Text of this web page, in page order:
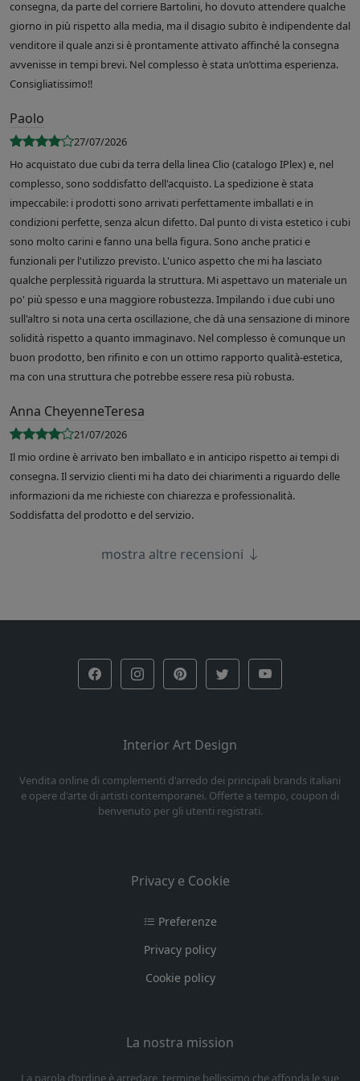
consegna, da parte del corriere Bartolini, ho dovuto attendere qualche
giorno in più rispetto alla media, ma il disagio subito è indipendente dal
venditore il quale anzi si è prontamente attivato affinché la consegna
avvenisse in tempi brevi. Nel complesso è stata un’ottima esperienza.
Consigliatissimo!!
Paolo
27/07/2026
Ho acquistato due cubi da terra della linea Clio (catalogo IPlex) e, nel
complesso, sono soddisfatto dell'acquisto. La spedizione è stata
impeccabile: i prodotti sono arrivati perfettamente imballati e in
condizioni perfette, senza alcun difetto. Dal punto di vista estetico i cubi
sono molto carini e fanno una bella figura. Sono anche pratici e
funzionali per l'utilizzo previsto. L'unico aspetto che mi ha lasciato
qualche perplessità riguarda la struttura. Mi aspettavo un materiale un
po' più spesso e una maggiore robustezza. Impilando i due cubi uno
sull'altro si nota una certa oscillazione, che dà una sensazione di minore
solidità rispetto a quanto immaginavo. Nel complesso è comunque un
buon prodotto, ben rifinito e con un ottimo rapporto qualità-estetica,
ma con una struttura che potrebbe essere resa più robusta.
Anna CheyenneTeresa
21/07/2026
Il mio ordine è arrivato ben imballato e in anticipo rispetto ai tempi di
consegna. Il servizio clienti mi ha dato dei chiarimenti a riguardo delle
informazioni da me richieste con chiarezza e professionalità.
Soddisfatta del prodotto e del servizio.
mostra altre recensioni
Interior Art Design
Vendita online di complementi d'arredo dei principali brands italiani
e opere d'arte di artisti contemporanei. Offerte a tempo, coupon di
benvenuto per gli utenti registrati.
Privacy e Cookie
Preferenze
Privacy policy
Cookie policy
La nostra mission